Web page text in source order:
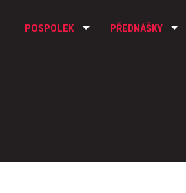
POSPOLEK PŘEDNÁŠKY